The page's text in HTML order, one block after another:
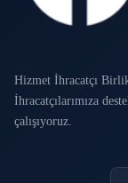
Hizmet İhracatçı
İhracatçılarımıza
çalışıyoruz.